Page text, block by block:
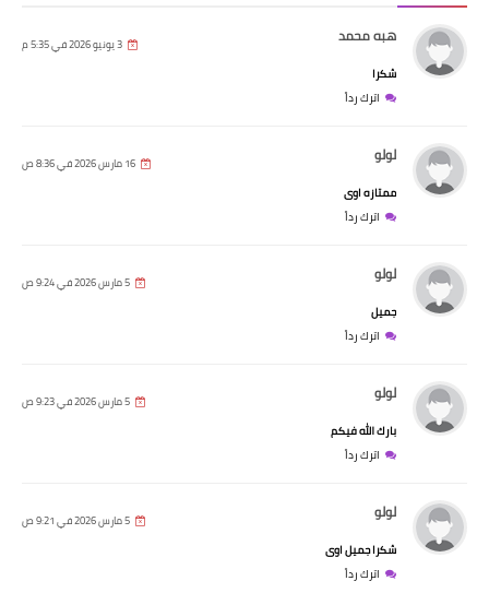
هبه محمد 3 يونيو 2026 في 5:35 م
شكرا
اترك رداً
لولو 16 مارس 2026 في 8:36 ص
ممتازه اوى
اترك رداً
لولو 5 مارس 2026 في 9:24 ص
جميل
اترك رداً
لولو 5 مارس 2026 في 9:23 ص
بارك الله فيكم
اترك رداً
لولو 5 مارس 2026 في 9:21 ص
شكرا جميل اوى
اترك رداً